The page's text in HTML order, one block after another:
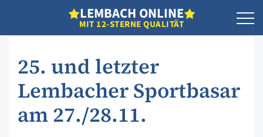
LEMBACH ONLINE
MIT 12-STERNE QUALITÄT
25. und letzter
Lembacher Sportbasar
am 27./28.11.